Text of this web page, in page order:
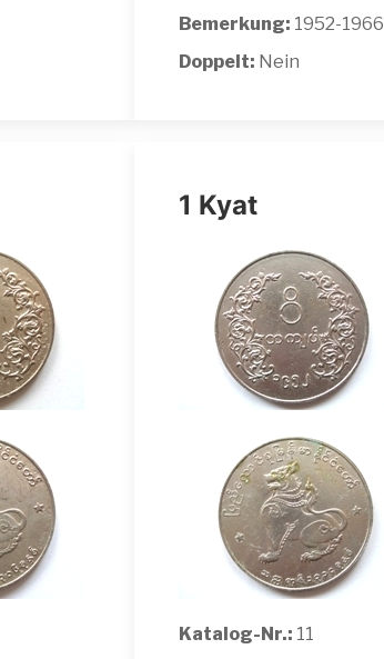
Bemerkung: 1952-1966
Doppelt: Nein
1 Kyat
Katalog-Nr.: 11